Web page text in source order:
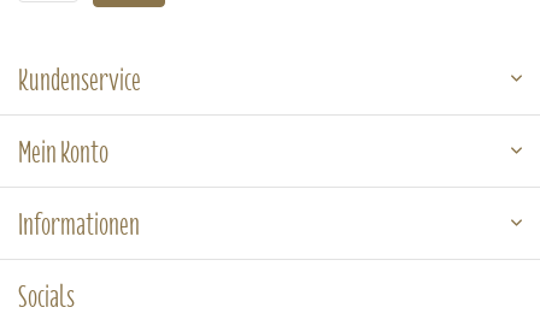
Kundenservice
Mein Konto
Informationen
Socials